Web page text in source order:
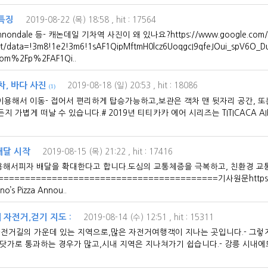
징 2019-08-22 (목) 18:58 , hit : 17564
등- 캐논데일 기차역 사진이 왜 있나요?https://
, 바다 사진 (1) 2019-08-18 (일) 20:53 , hit : 18086
해서 이동- 접어서 편리하게 탑승가능하고,보관은 객차 맨 뒷자리 공간, 또
지 가볍게 떠날 수 있습니다.# 2019년 티티카카 에어 시리즈는 TITICACA
달 시작 2019-08-15 (목) 21:22 , hit : 17416
서피자 배달을 확대한다고 합니다.도심의 교통체증을 극복하고, 친환경 교
기사원문
Pizza Annou..
자전거,걷기 지도 : 2019-08-14 (수) 12:51
, hit : 15311
길의 가운데 있는 지역으로,많은 자전거여행객이 지나는 곳입니다.- 그렇
가로 통과하는 경우가 많고,시내 지역은 지나쳐가기 쉽습니다.- 강릉 시내